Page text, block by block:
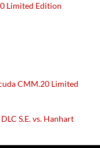
Limited Edition
CMM.20 Limited
S.E. vs. Hanhart